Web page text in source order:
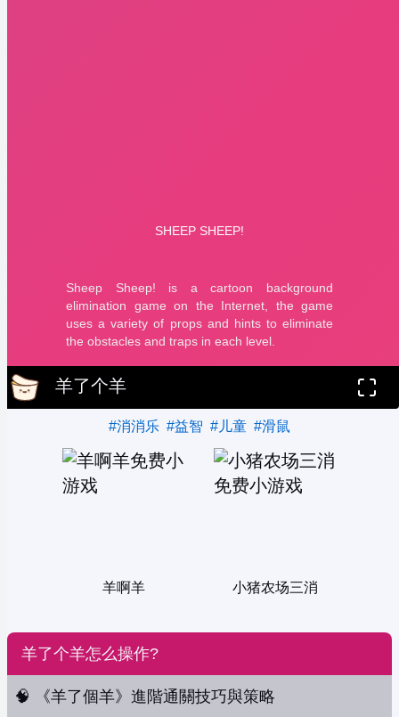
羊了个羊
#消消乐 #益智 #儿童 #滑鼠
羊啊羊 小猪农场三消
羊了个羊怎么操作?
🧠 《羊了個羊》進階通關技巧與策略